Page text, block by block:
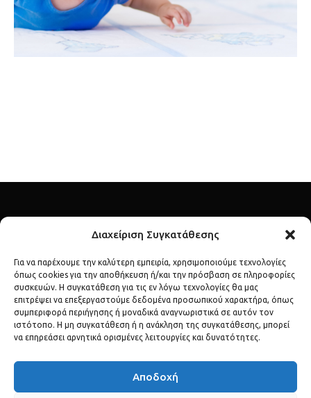
Διαχείριση Συγκατάθεσης
Για να παρέχουμε την καλύτερη εμπειρία, χρησιμοποιούμε τεχνολογίες
όπως cookies για την αποθήκευση ή/και την πρόσβαση σε πληροφορίες
συσκευών. Η συγκατάθεση για τις εν λόγω τεχνολογίες θα μας
επιτρέψει να επεξεργαστούμε δεδομένα προσωπικού χαρακτήρα, όπως
συμπεριφορά περιήγησης ή μοναδικά αναγνωριστικά σε αυτόν τον
ιστότοπο. Η μη συγκατάθεση ή η ανάκληση της συγκατάθεσης, μπορεί
να επηρεάσει αρνητικά ορισμένες λειτουργίες και δυνατότητες.
Αποδοχή
Ανακάλυψε τον λαμπερό κόσμο των διασήμων μέσα από το
celebs.gr – το απόλυτο σημείο αναφοράς για lifestyle, μόδα,
gossip και αποκλειστικές αποκαλύψεις.